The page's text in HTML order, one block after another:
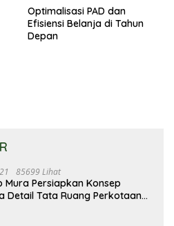
Optimalisasi PAD dan
Efisiensi Belanja di Tahun
Depan
85699 Lihat
Mura Persiapkan Konsep
Detail Tata Ruang Perkotaan